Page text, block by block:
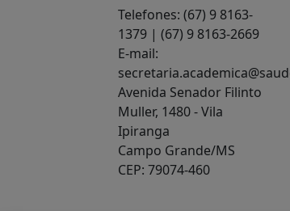
Telefones: (67) 9 8163-
1379 | (67) 9 8163-2669
E-mail:
Avenida Senador Filinto
Muller, 1480 - Vila
Ipiranga
Campo Grande/MS
CEP: 79074-460